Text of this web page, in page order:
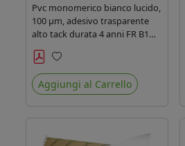
Pvc monomerico bianco lucido,
100 µm, adesivo trasparente
alto tack durata 4 anni FR B1
REACH per stampa solvente
ecosolvente uv latex, Liner in
carta KRAFT monosiliconata
135gr. brand Intercoat.
Preferiti
Aggiungi al Carrello